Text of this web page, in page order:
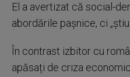
El a avertizat că social-
abordările pașnice, ci „știu
În contrast izbitor cu
apăsați de criza